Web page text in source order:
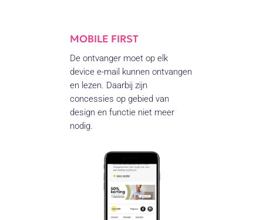
MOBILE FIRST
De ontvanger moet op elk
device e-mail kunnen ontvangen
en lezen. Daarbij zijn
concessies op gebied van
design en functie niet meer
nodig.